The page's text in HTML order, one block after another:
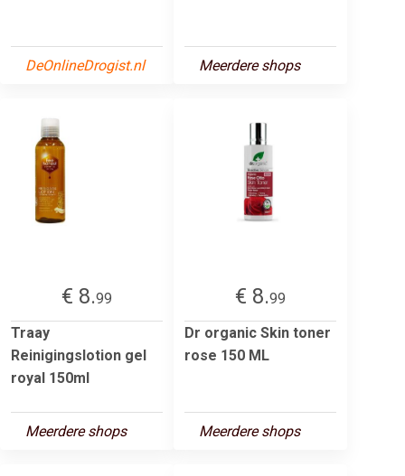
DeOnlineDrogist.nl Meerdere shops
€ 8.99
Traay
Reinigingslotion gel
royal 150ml
Meerdere shops
€ 8.99
Dr organic Skin toner
rose 150 ML
Meerdere shops